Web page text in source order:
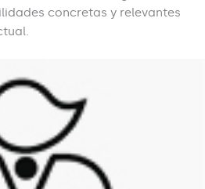
concretas y relevantes